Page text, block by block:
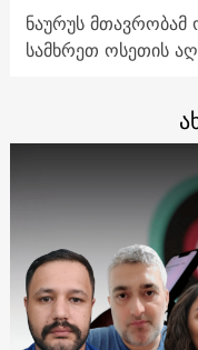
ნაურუს
სამხრეთ ოსეთის